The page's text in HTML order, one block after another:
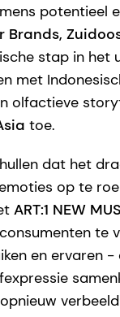
potentieel
Brands,
stap in het
met
olfactieve
toe.
dat het
op te
ART:1 NEW
te
en ervaren -